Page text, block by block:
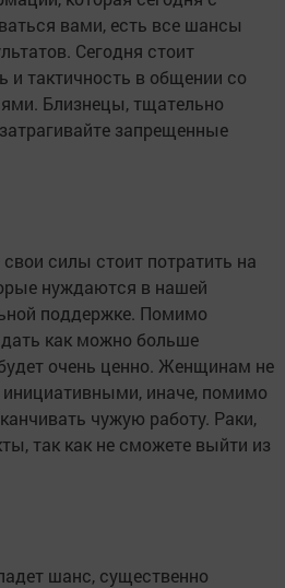
вами, есть все шансы
Сегодня стоит
и тактичность в общении со
Близнецы, тщательно
запрещенные
силы стоит потратить на
нуждаются в нашей
поддержке. Помимо
как можно больше
очень ценно. Женщинам не
иначе, помимо
чужую работу. Раки,
так как не сможете выйти из
шанс, существенно